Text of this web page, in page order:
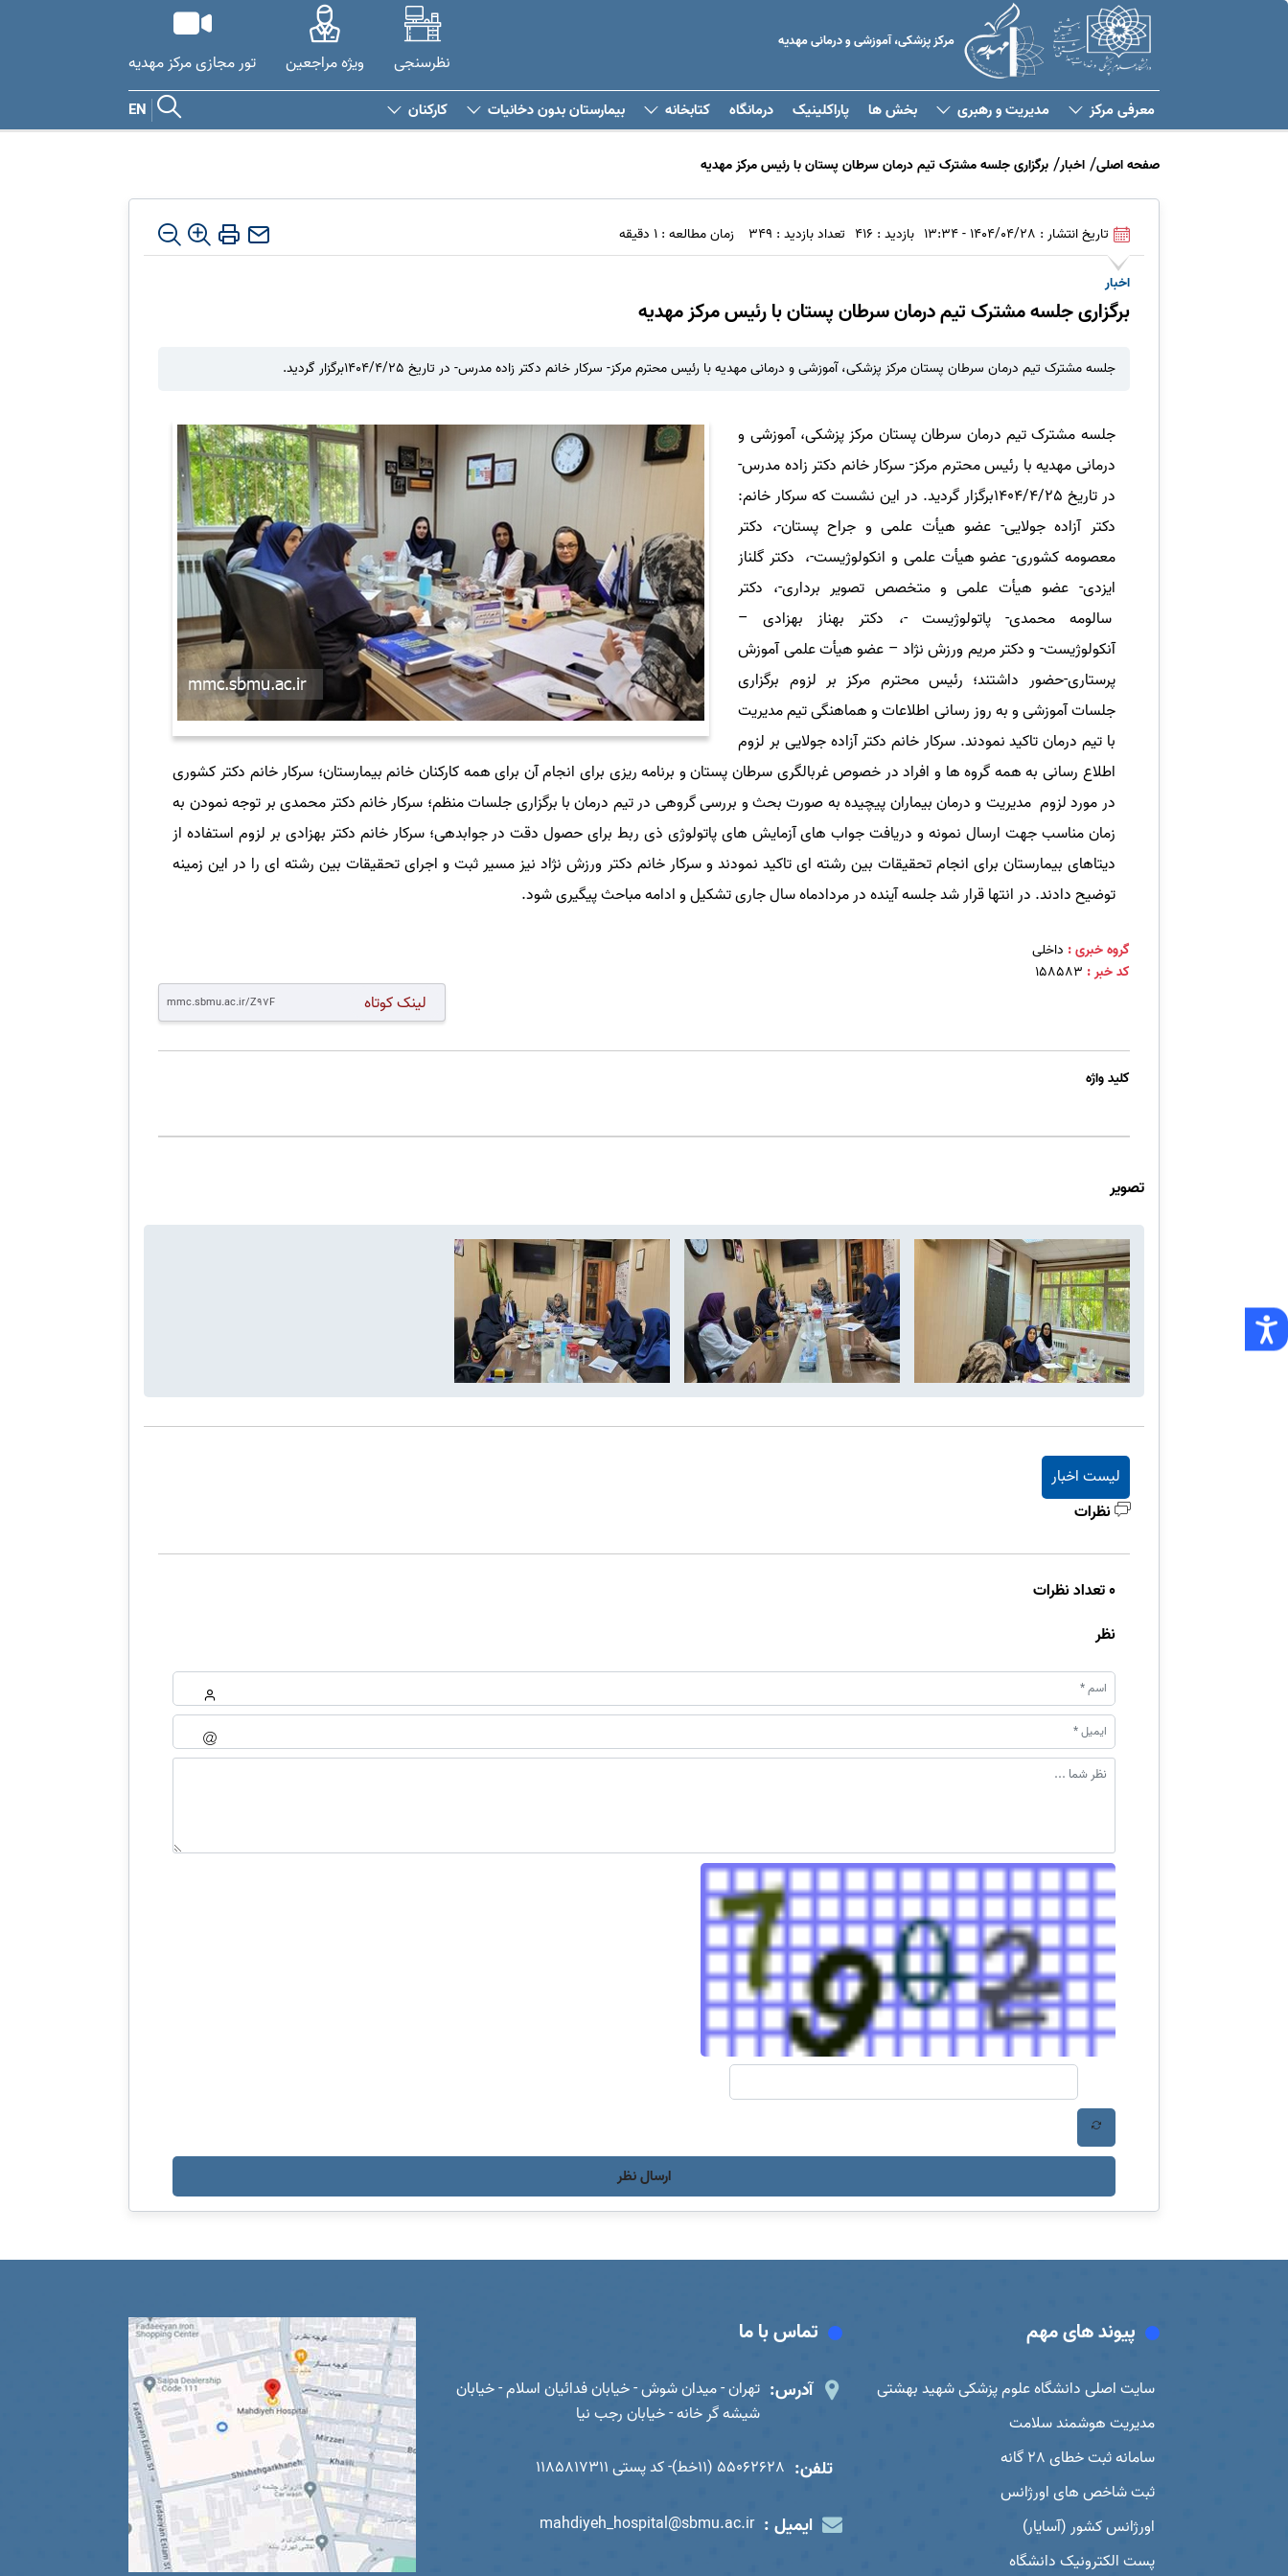
مرکز پزشکی، آموزشی و درمانی مهدیه
نظرسنجی ویژه مراجعین تور مجازی مرکز مهدیه
معرفی مرکز مدیریت و رهبری بخش ها پاراکلینیک درمانگاه کتابخانه بیمارستان بدون دخانیات کارکنان EN
صفحه اصلی اخبار برگزاری جلسه مشترک تیم درمان سرطان پستان با رئیس مرکز مهدیه
تاریخ انتشار : 1404/04/28 - 13:34 بازدید : 416 تعداد بازدید : 349 زمان مطالعه : 1 دقیقه
اخبار
برگزاری جلسه مشترک تیم درمان سرطان پستان با رئیس مرکز مهدیه
جلسه مشترک تیم درمان سرطان پستان مرکز پزشکی، آموزشی و درمانی مهدیه با رئیس محترم مرکز- سرکار خانم دکتر زاده مدرس- در تاریخ 1404/4/25برگزار گردید.
جلسه مشترک تیم درمان سرطان پستان مرکز پزشکی، آموزشی و
درمانی مهدیه با رئیس محترم مرکز- سرکار خانم دکتر زاده مدرس-
در تاریخ 1404/4/25برگزار گردید. در این نشست که سرکار خانم:
دکتر آزاده جولایی- عضو هیأت علمی و جراح پستان-، دکتر
معصومه کشوری- عضو هیأت علمی و انکولوژیست-، دکتر گلناز
ایزدی- عضو هیأت علمی و متخصص تصویر برداری-، دکتر
سالومه محمدی- پاتولوژیست -، دکتر بهناز بهزادی –
آنکولوژیست- و دکتر مریم ورزش نژاد – عضو هیأت علمی آموزش
پرستاری-حضور داشتند؛ رئیس محترم مرکز بر لزوم برگزاری
جلسات آموزشی و به روز رسانی اطلاعات و هماهنگی تیم مدیریت
با تیم درمان تاکید نمودند. سرکار خانم دکتر آزاده جولایی بر لزوم
اطلاع رسانی به همه گروه ها و افراد در خصوص غربالگری سرطان پستان و برنامه ریزی برای انجام آن برای همه کارکنان خانم بیمارستان؛ سرکار خانم دکتر کشوری
در مورد لزوم مدیریت و درمان بیماران پیچیده به صورت بحث و بررسی گروهی در تیم درمان با برگزاری جلسات منظم؛ سرکار خانم دکتر محمدی بر توجه نمودن به
زمان مناسب جهت ارسال نمونه و دریافت جواب های آزمایش های پاتولوژی ذی ربط برای حصول دقت در جوابدهی؛ سرکار خانم دکتر بهزادی بر لزوم استفاده از
دیتاهای بیمارستان برای انجام تحقیقات بین رشته ای تاکید نمودند و سرکار خانم دکتر ورزش نژاد نیز مسیر ثبت و اجرای تحقیقات بین رشته ای را در این زمینه
توضیح دادند. در انتها قرار شد جلسه آینده در مردادماه سال جاری تشکیل و ادامه مباحث پیگیری شود.
گروه خبری : داخلی
کد خبر : 158583
لینک کوتاه
کلید واژه
تصویر
لیست اخبار
نظرات
0 تعداد نظرات
نظر
ارسال نظر
پیوند های مهم
سایت اصلی دانشگاه علوم پزشکی شهید بهشتی
مدیریت هوشمند سلامت
سامانه ثبت خطای 28 گانه
ثبت شاخص های اورژانس
اورژانس کشور (آسایار)
پست الکترونیک دانشگاه
تماس با ما
آدرس: تهران - میدان شوش - خیابان فدائیان اسلام - خیابان
شیشه گر خانه - خیابان رجب نیا
تلفن: 55062628 (11خط)- کد پستی 1185817311
ایمیل : mahdiyeh_hospital@sbmu.ac.ir